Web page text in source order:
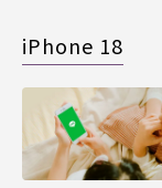
iPhone 18